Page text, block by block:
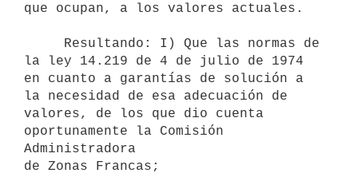
que ocupan, a los valores actuales.
la ley 14.219 de 4 de julio de 1974
en cuanto a garantías de solución a
la necesidad de esa adecuación de
valores, de los que dio cuenta
oportunamente la Comisión
Administradora
de Zonas Francas;